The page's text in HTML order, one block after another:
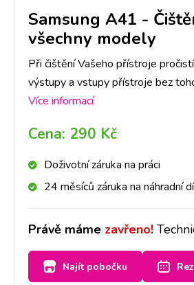
Samsung A41 -
všechny modely
Při čištění Vašeho přístroje
výstupy a vstupy přístroje bez
museli rozebrat. Stačí se zastavit u
Více informací
Cena: 290 Kč
Doživotní záruka na práci
24 měsíců záruka na náhradní
Právě máme zavřeno!
Najít pobočku